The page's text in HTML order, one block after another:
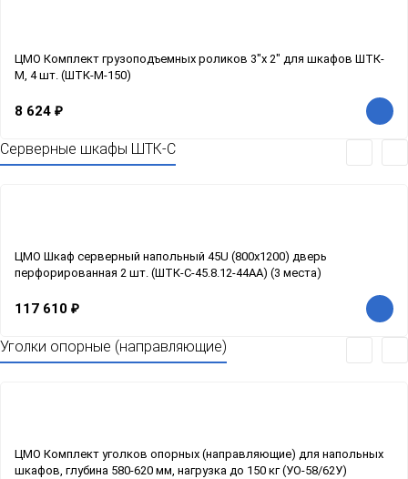
ЦМО Комплект грузоподъемных роликов 3"x 2" для шкафов ШТК-
М, 4 шт. (ШТК-М-150)
8 624 ₽
Серверные шкафы ШТК-С
ЦМО Шкаф серверный напольный 45U (800x1200) дверь
перфорированная 2 шт. (ШТК-С-45.8.12-44АА) (3 места)
117 610 ₽
Уголки опорные (направляющие)
ЦМО Комплект уголков опорных (направляющие) для напольных
шкафов, глубина 580-620 мм, нагрузка до 150 кг (УО-58/62У)